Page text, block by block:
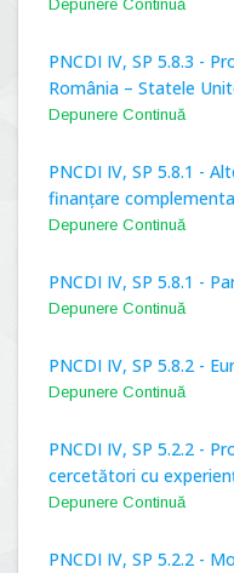
Depunere Continuă
PNCDI IV, SP 5.8.3 -
România – Statele
Depunere Continuă
PNCDI IV, SP 5.8.1 -
finanțare
Depunere Continuă
PNCDI IV, SP 5.8.1 -
Depunere Continuă
PNCDI IV, SP 5.8.2 -
Depunere Continuă
PNCDI IV, SP 5.2.2 -
cercetători cu
Depunere Continuă
PNCDI IV, SP 5.2.2 -